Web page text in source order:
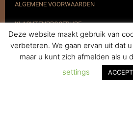
ALGEMENE VOORWAARDEN
KLACHTENPROCEDURE
VERZENDEN & RETOURNEREN
Deze website maakt gebruik van
verbeteren. We gaan ervan uit dat
maar u kunt zich afmelden als u
settings